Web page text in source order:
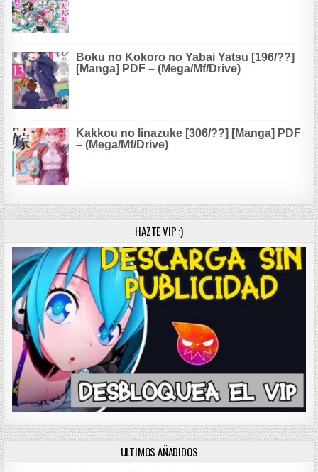
Boku no Kokoro no Yabai Yatsu [196/??]
[Manga] PDF – (Mega/Mf/Drive)
Kakkou no Iinazuke [306/??] [Manga] PDF
– (Mega/Mf/Drive)
HAZTE VIP :)
ULTIMOS AÑADIDOS